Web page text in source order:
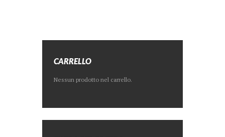
CARRELLO
Nessun prodotto nel carrello.